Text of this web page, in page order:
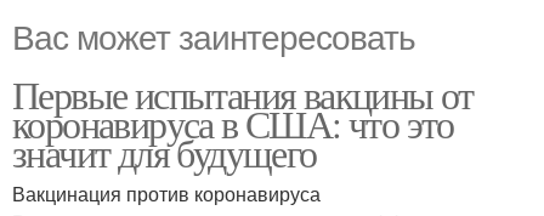
Вас может заинтересовать
Первые испытания вакцины от
коронавируса в США: что это
значит для будущего
Вакцинация против коронавируса